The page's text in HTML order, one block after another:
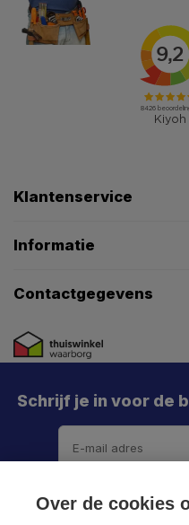
Klantenservice
Informatie
Contactgegevens
Schrijf je in voor de
Over de cookies